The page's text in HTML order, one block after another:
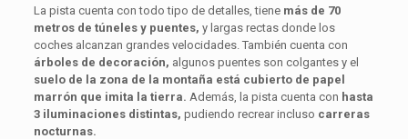
La pista cuenta con todo tipo de detalles, tiene más de 70
metros de túneles y puentes, y largas rectas donde los
coches alcanzan grandes velocidades. También cuenta con
árboles de decoración, algunos puentes son colgantes y el
suelo de la zona de la montaña está cubierto de papel
marrón que imita la tierra. Además, la pista cuenta con hasta
3 iluminaciones distintas, pudiendo recrear incluso carreras
nocturnas.